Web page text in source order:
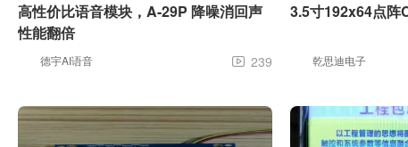
高性价比语音模块，A-29P 降噪消回声
性能翻倍
德宇AI语音  239
3.5寸192x64点阵
乾思迪电子